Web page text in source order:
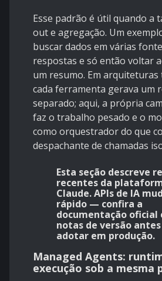
Esse padrão é útil quando a
out e agregação. Um
buscar dados em várias
respostas e só então voltar
um resumo. Em arquiteturas
cada ferramenta gerava um
separado; aqui, a própria
faz o trabalho pesado e o
como orquestrador do que
despachante de chamadas
Esta seção descreve
recentes da
Claude. APIs de IA
rápido — confira a
documentação oficial
notas de versão
adotar em produção.
Managed Agents:
execução sob a mesma